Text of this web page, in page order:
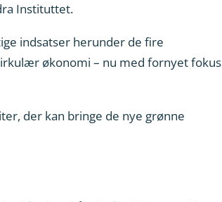
Instituttet.
indsatser herunder de fire
økonomi – nu med fornyet fokus
der kan bringe de nye grønne